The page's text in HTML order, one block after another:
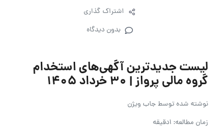
اشتراک گذاری
بدون دیدگاه
لیست جدیدترین آگهی‌های استخدام
گروه مالی پرواز | ۳۰ خرداد ۱۴۰۵
نوشته شده توسطجاب ویژن
زمان مطالعه: 1دقیقه